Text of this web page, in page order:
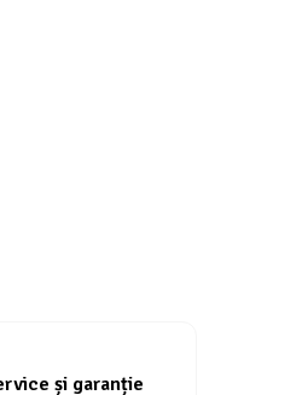
și garanție